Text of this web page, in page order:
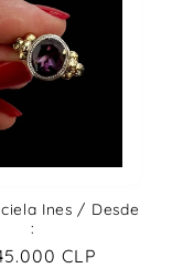
Ines / Desde
:
CLP